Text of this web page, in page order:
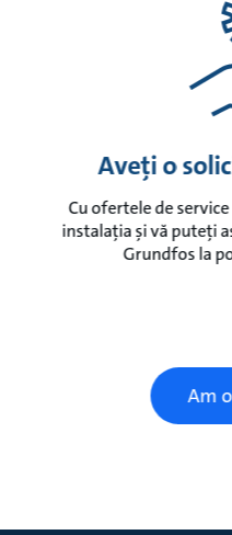
Aveți o
Cu ofertele de
instalația și vă puteți
Grundfos la
Am